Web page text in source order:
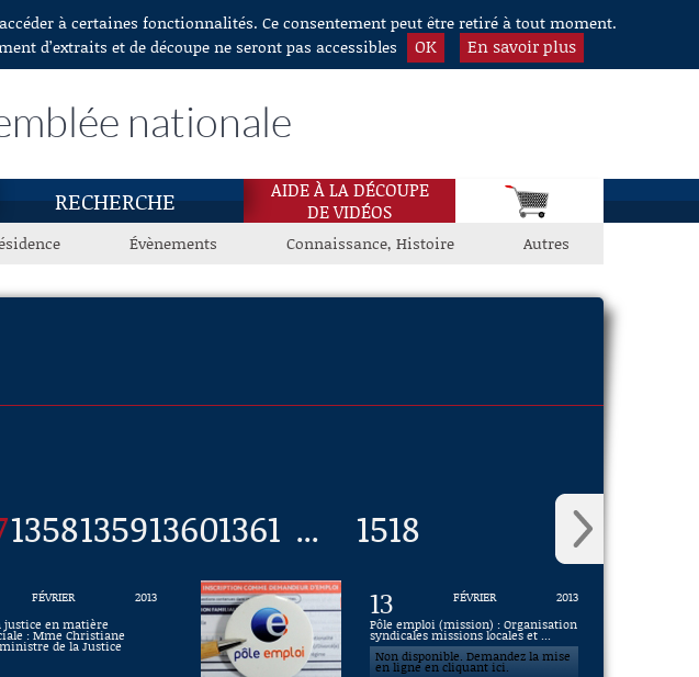
à certaines fonctionnalités. Ce consentement peut être retiré à tout moment.
d’extraits et de découpe ne seront pas accessibles
OK En savoir plus
nationale
RECHERCHE
AIDE À LA DÉCOUPE
DE VIDÉOS
Évènements Connaissance, Histoire Autres
1358135913601361 ... 1518
FÉVRIER
2013
justice en matière
: Mme Christiane
de la Justice
13 FÉVRIER
2013
Pôle emploi (mission) : Organisation
syndicales missions locales et ...
Non disponible. Demandez la mise
en ligne en cliquant ici.